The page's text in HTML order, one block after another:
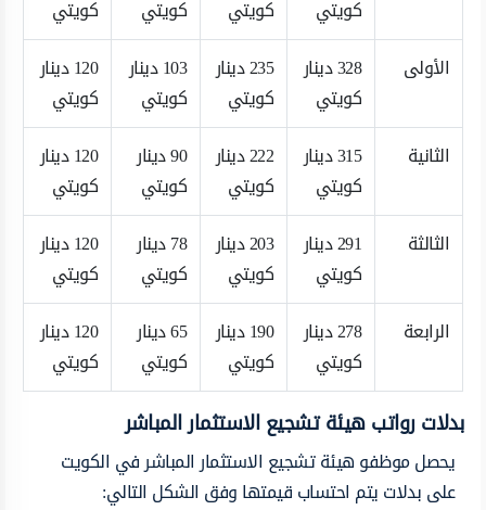
كويتي كويتي كويتي
كويتي
الأولى
328 دينار
كويتي
235 دينار
كويتي
103 دينار
كويتي
120 دينار
كويتي
الثانية
315 دينار
كويتي
222 دينار
كويتي
90 دينار
كويتي
120 دينار
كويتي
الثالثة
291 دينار
كويتي
203 دينار
كويتي
78 دينار
كويتي
120 دينار
كويتي
الرابعة
278 دينار
كويتي
190 دينار
كويتي
65 دينار
كويتي
120 دينار
كويتي
بدلات رواتب هيئة تشجيع الاستثمار المباشر
يحصل موظفو هيئة تشجيع الاستثمار المباشر في الكويت
على بدلات يتم احتساب قيمتها وفق الشكل التالي: